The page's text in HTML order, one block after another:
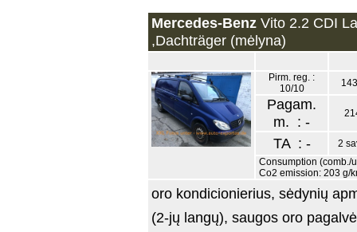
Mercedes-Benz Vito 2.2 CDI
,Dachträger (mėlyna)
Pirm. reg. :
10/10
Pagam.
m. : -
TA : -
2
Consumption (comb./
Co2 emission: 203 g/
oro kondicionierius, sėdynių
(2-jų langų), saugos oro